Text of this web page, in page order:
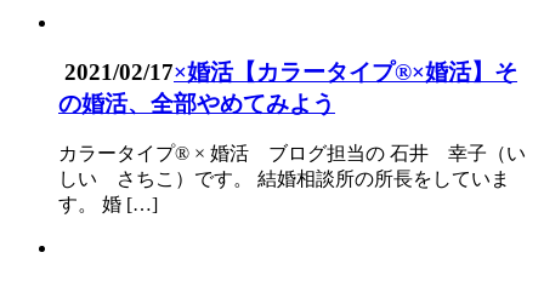
2021/02/17×婚活【カラータイプ®×婚活】そ
の婚活、全部やめてみよう
カラータイプ® × 婚活 ブログ担当の 石井 幸子（い
しい さちこ）です。 結婚相談所の所長をしていま
す。 婚 […]